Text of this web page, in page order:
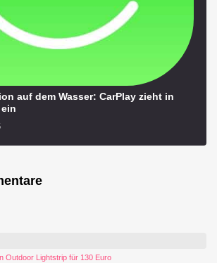
auf dem Wasser: CarPlay zieht in
Outdoor Lightstrip für 130 Euro